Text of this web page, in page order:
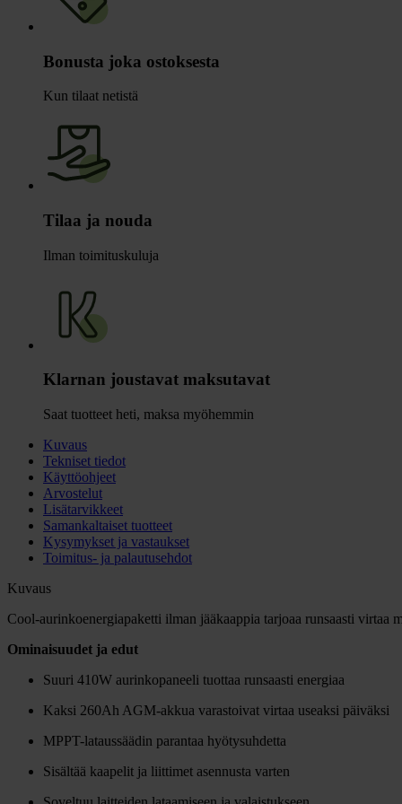
Bonusta joka ostoksesta
Kun tilaat netistä
Tilaa ja nouda
Ilman toimituskuluja
Klarnan joustavat maksutavat
Saat tuotteet heti, maksa myöhemmin
Kuvaus
Tekniset tiedot
Käyttöohjeet
Arvostelut
Lisätarvikkeet
Samankaltaiset tuotteet
Kysymykset ja vastaukset
Toimitus- ja palautusehdot
Kuvaus
Cool-aurinkoenergiapaketti ilman jääkaappia tarjoaa runsaasti virtaa
Ominaisuudet ja edut
Suuri 410W aurinkopaneeli tuottaa runsaasti energiaa
Kaksi 260Ah AGM-akkua varastoivat virtaa useaksi päiväksi
MPPT-lataussäädin parantaa hyötysuhdetta
Sisältää kaapelit ja liittimet asennusta varten